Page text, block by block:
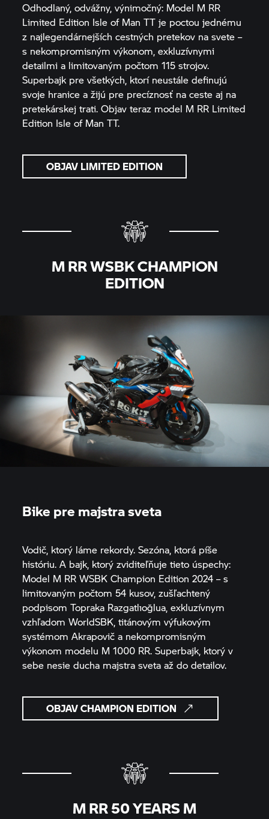
Odhodlaný, odvážny, výnimočný: Model M RR
Limited Edition Isle of Man TT je poctou jednému
z najlegendárnejších cestných pretekov na svete –
s nekompromisným výkonom, exkluzívnymi
detailmi a limitovaným počtom 115 strojov.
Superbajk pre všetkých, ktorí neustále definujú
svoje hranice a žijú pre precíznosť na ceste aj na
pretekárskej trati. Objav teraz model M RR Limited
Edition Isle of Man TT.
OBJAV LIMITED EDITION
M RRWSBK CHAMPION
EDITION
Bike pre majstra sveta
Vodič, ktorý láme rekordy. Sezóna, ktorá píše
históriu. A bajk, ktorý zviditeľňuje tieto úspechy:
Model M RR WSBK Champion Edition 2024 – s
limitovaným počtom 54 kusov, zušľachtený
podpisom Topraka Razgatlıoğlua, exkluzívnym
vzhľadom WorldSBK, titánovým výfukovým
systémom Akrapovič a nekompromisným
výkonom modelu M 1000 RR. Superbajk, ktorý v
sebe nesie ducha majstra sveta až do detailov.
OBJAV CHAMPION EDITION
M RR50 YEARS M